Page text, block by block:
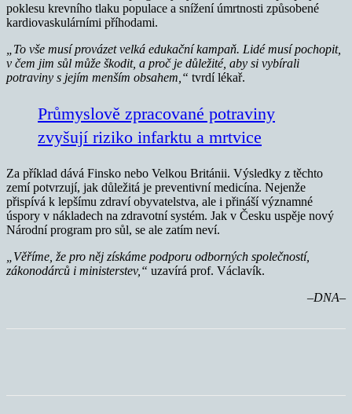
poklesu krevního tlaku populace a snížení úmrtnosti způsobené
kardiovaskulárními příhodami.
„To vše musí provázet velká edukační kampaň. Lidé musí pochopit,
v čem jim sůl může škodit, a proč je důležité, aby si vybírali
potraviny s jejím menším obsahem,“ tvrdí lékař.
Průmyslově zpracované potraviny
zvyšují riziko infarktu a mrtvice
Za příklad dává Finsko nebo Velkou Británii. Výsledky z těchto
zemí potvrzují, jak důležitá je preventivní medicína. Nejenže
přispívá k lepšímu zdraví obyvatelstva, ale i přináší významné
úspory v nákladech na zdravotní systém. Jak v Česku uspěje nový
Národní program pro sůl, se ale zatím neví.
„Věříme, že pro něj získáme podporu odborných společností,
zákonodárců i ministerstev,“ uzavírá prof. Václavík.
–DNA–